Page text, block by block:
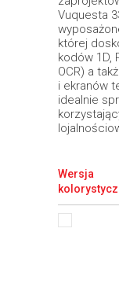
Vuquesta
której
kodów 1D,
OCR) a
i ekranów
idealnie
Wersja